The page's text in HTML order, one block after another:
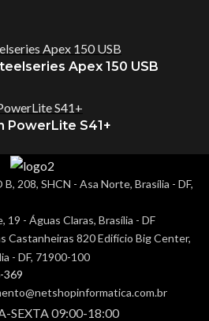
Apex 150 USB
PowerLite S41+
B, 208, SHCN - Asa Norte, Brasília - DF,
19 - Águas Claras, Brasília - DF
Castanheiras 820 Edifício Big Center,
- DF, 71900-100
369
SEXTA 09:00-18:00